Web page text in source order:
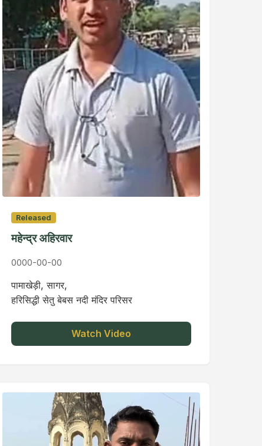
Released
महेन्द्र अहिरवार
0000-00-00
पामाखेड़ी, सागर,
हरिसिद्धी सेतु बेबस नदी मंदिर परिसर
Watch Video